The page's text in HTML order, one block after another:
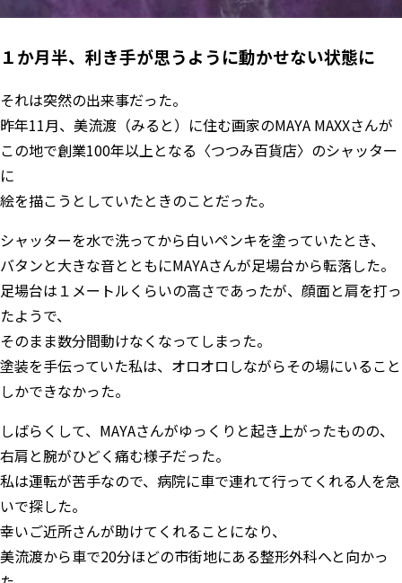
１か月半、利き手が思うように動かせない状態に
それは突然の出来事だった。
昨年11月、美流渡（みると）に住む画家のMAYA MAXXさんが
この地で創業100年以上となる〈つつみ百貨店〉のシャッター
に
絵を描こうとしていたときのことだった。
シャッターを水で洗ってから白いペンキを塗っていたとき、
バタンと大きな音とともにMAYAさんが足場台から転落した。
足場台は１メートルくらいの高さであったが、顔面と肩を打っ
たようで、
そのまま数分間動けなくなってしまった。
塗装を手伝っていた私は、オロオロしながらその場にいること
しかできなかった。
しばらくして、MAYAさんがゆっくりと起き上がったものの、
右肩と腕がひどく痛む様子だった。
私は運転が苦手なので、病院に車で連れて行ってくれる人を急
いで探した。
幸いご近所さんが助けてくれることになり、
美流渡から車で20分ほどの市街地にある整形外科へと向かっ